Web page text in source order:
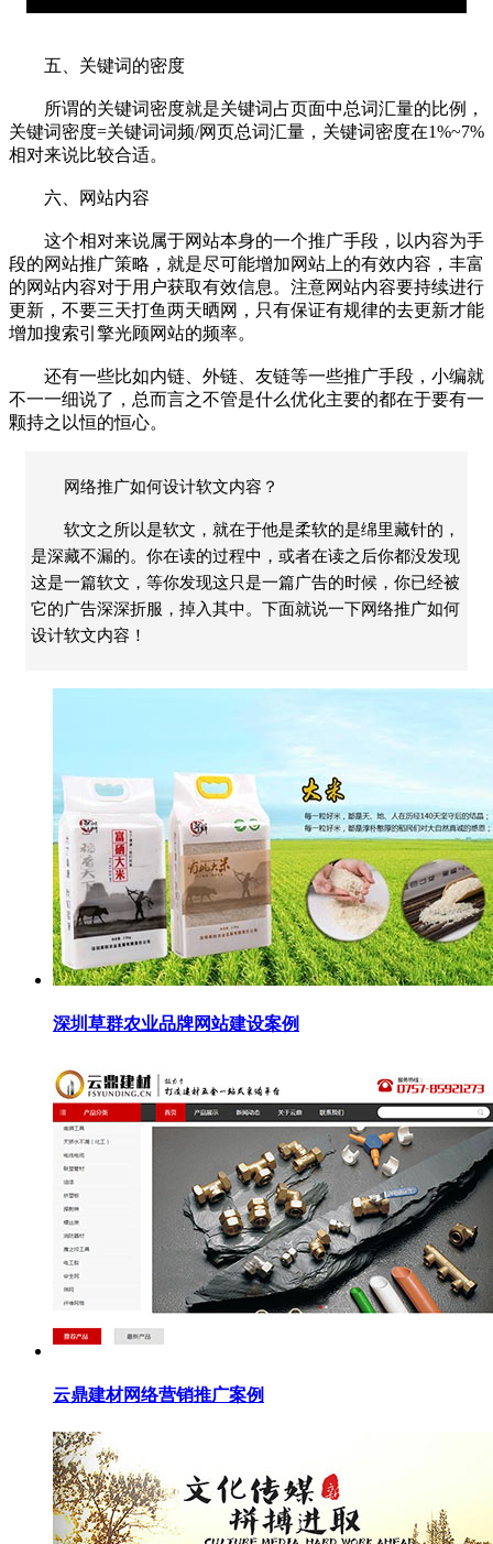
五、关键词的密度
所谓的关键词密度就是关键词占页面中总词汇量的比例，
关键词密度=关键词词频/网页总词汇量，关键词密度在1%~7%
相对来说比较合适。
六、网站内容
这个相对来说属于网站本身的一个推广手段，以内容为手
段的网站推广策略，就是尽可能增加网站上的有效内容，丰富
的网站内容对于用户获取有效信息。注意网站内容要持续进行
更新，不要三天打鱼两天晒网，只有保证有规律的去更新才能
增加搜索引擎光顾网站的频率。
还有一些比如内链、外链、友链等一些推广手段，小编就
不一一细说了，总而言之不管是什么优化主要的都在于要有一
颗持之以恒的恒心。
网络推广如何设计软文内容？
软文之所以是软文，就在于他是柔软的是绵里藏针的，
是深藏不漏的。你在读的过程中，或者在读之后你都没发现
这是一篇软文，等你发现这只是一篇广告的时候，你已经被
它的广告深深折服，掉入其中。下面就说一下网络推广如何
设计软文内容！
深圳草群农业品牌网站建设案例
云鼎建材网络营销推广案例